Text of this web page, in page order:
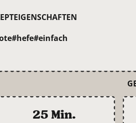
#hefe#einfach
25 Min.